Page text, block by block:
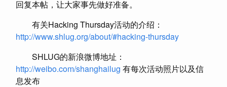
回复本帖，让大家事先做好准备。
有关Hacking Thursday活动的介绍：
http://www.shlug.org/about/#hacking-thursday
SHLUG的新浪微博地址：
http://weibo.com/shanghailug 有每次活动照片以及信
息发布